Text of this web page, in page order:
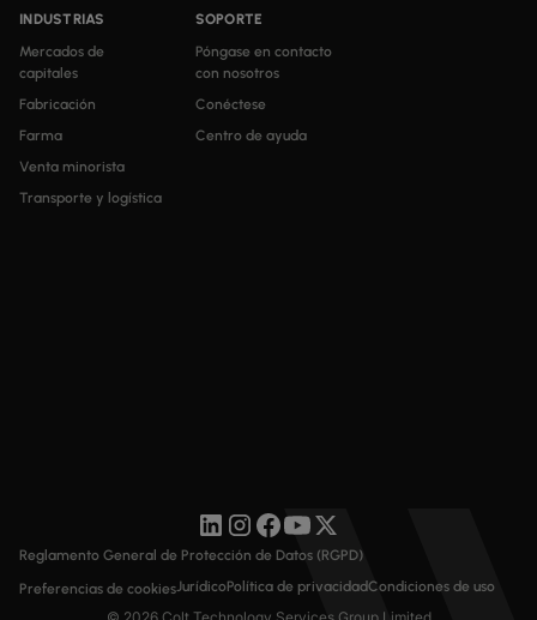
INDUSTRIAS
Mercados de
capitales
Fabricación
Farma
Venta minorista
Transporte y logística
SOPORTE
Póngase en contacto
con nosotros
Conéctese
Centro de ayuda
Reglamento General de Protección de Datos (RGPD)
Preferencias de cookiesJurídicoPolítica de privacidadCondiciones de uso